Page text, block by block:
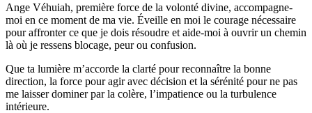
Ange Véhuiah, première force de la volonté divine, accompagne-
moi en ce moment de ma vie. Éveille en moi le courage nécessaire
pour affronter ce que je dois résoudre et aide-moi à ouvrir un chemin
là où je ressens blocage, peur ou confusion.
Que ta lumière m’accorde la clarté pour reconnaître la bonne
direction, la force pour agir avec décision et la sérénité pour ne pas
me laisser dominer par la colère, l’impatience ou la turbulence
intérieure.